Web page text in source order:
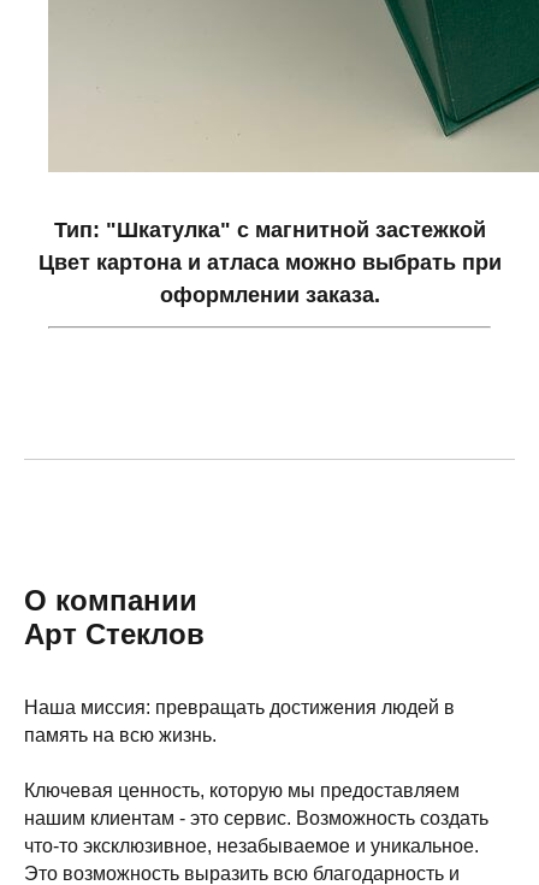
Тип: "Шкатулка" с магнитной застежкой
Цвет картона и атласа можно выбрать при
оформлении заказа.
О компании
Арт Стеклов
Наша миссия: превращать достижения людей в
память на всю жизнь.
Ключевая ценность, которую мы предоставляем
нашим клиентам - это сервис. Возможность создать
что-то эксклюзивное, незабываемое и уникальное.
Это возможность выразить всю благодарность и